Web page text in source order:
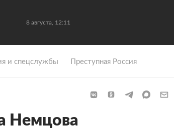
8 августа, 12:11
и спецслужбы Преступная Россия
Немцова